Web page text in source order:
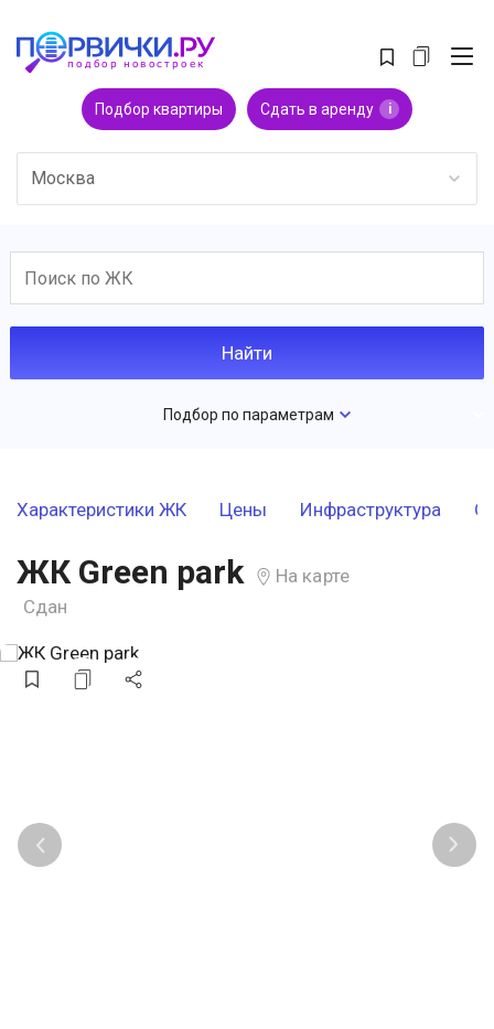
Подбор квартиры Сдать в аренду i
Москва
Подбор по параметрам
Характеристики ЖК Цены Инфраструктура
ЖК Green park
На карте
Сдан